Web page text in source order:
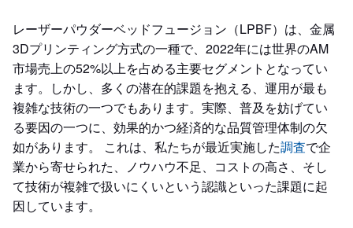
レーザーパウダーベッドフュージョン（LPBF）は、金属
3Dプリンティング方式の一種で、2022年には世界のAM
市場売上の52%以上を占める主要セグメントとなってい
ます。しかし、多くの潜在的課題を抱える、運用が最も
複雑な技術の一つでもあります。実際、普及を妨げてい
る要因の一つに、効果的かつ経済的な品質管理体制の欠
如があります。 これは、私たちが最近実施した調査で企
業から寄せられた、ノウハウ不足、コストの高さ、そし
て技術が複雑で扱いにくいという認識といった課題に起
因しています。